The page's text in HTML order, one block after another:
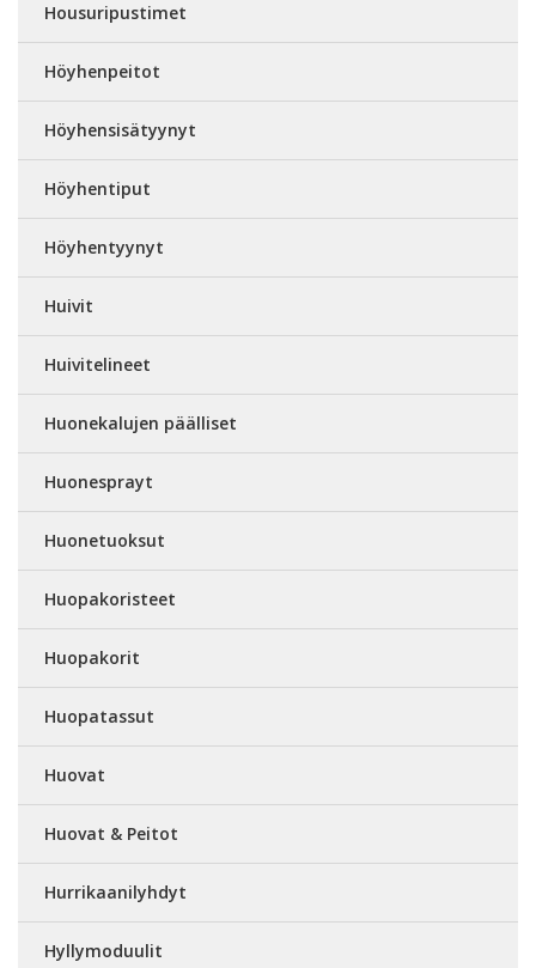
Housuripustimet
Höyhenpeitot
Höyhensisätyynyt
Höyhentiput
Höyhentyynyt
Huivit
Huivitelineet
Huonekalujen päälliset
Huonesprayt
Huonetuoksut
Huopakoristeet
Huopakorit
Huopatassut
Huovat
Huovat & Peitot
Hurrikaanilyhdyt
Hyllymoduulit